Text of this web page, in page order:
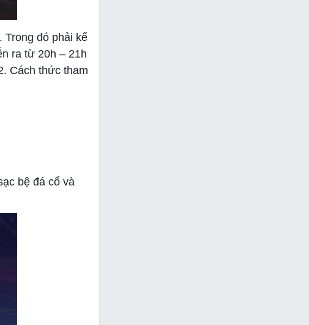
Trong đó phải kể
ra từ 20h – 21h
Cách thức tham
bệ đá cổ và